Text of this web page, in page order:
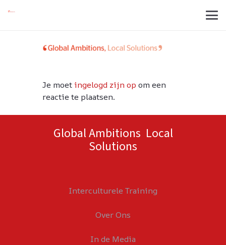
Je moetingelogd zijn op om een
reactie te plaatsen.
Global Ambitions Local
Solutions
Interculturele Training
Over Ons
In de Media